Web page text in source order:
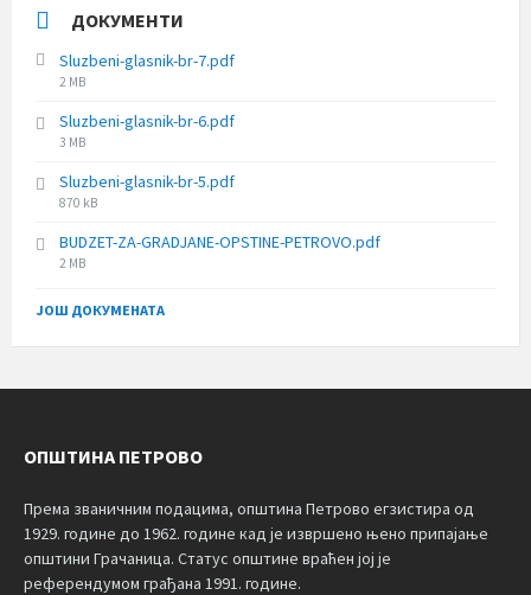
ДОКУМЕНТИ
Sluzbeni-glasnik-br-7.pdf
File
2 MB
Sluzbeni-glasnik-br-6.pdf
File
3 MB
Sluzbeni-glasnik-br-5.pdf
File
870 kB
BUDZET-ZA-GRADJANE-OPSTINE-PETROVO.pdf
File
2 MB
ЈОШ ДОКУМЕНАТА
ОПШТИНА ПЕТРОВО
Према званичним подацима, општина Петрово егзистира од
1929. године до 1962. године кад је извршено њено припајање
општини Грачаница. Статус општине враћен јој је
референдумом грађана 1991. године.